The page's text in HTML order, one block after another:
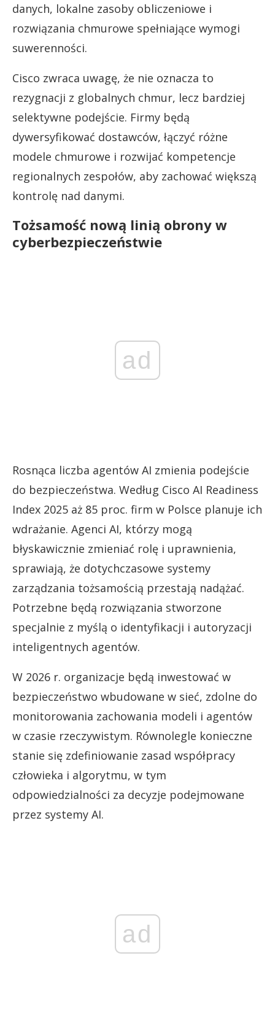
danych, lokalne zasoby obliczeniowe i
rozwiązania chmurowe spełniające wymogi
suwerenności.
Cisco zwraca uwagę, że nie oznacza to
rezygnacji z globalnych chmur, lecz bardziej
selektywne podejście. Firmy będą
dywersyfikować dostawców, łączyć różne
modele chmurowe i rozwijać kompetencje
regionalnych zespołów, aby zachować większą
kontrolę nad danymi.
Tożsamość nową linią obrony w
cyberbezpieczeństwie
ad
Rosnąca liczba agentów AI zmienia podejście
do bezpieczeństwa. Według Cisco AI Readiness
Index 2025 aż 85 proc. firm w Polsce planuje ich
wdrażanie. Agenci AI, którzy mogą
błyskawicznie zmieniać rolę i uprawnienia,
sprawiają, że dotychczasowe systemy
zarządzania tożsamością przestają nadążać.
Potrzebne będą rozwiązania stworzone
specjalnie z myślą o identyfikacji i autoryzacji
inteligentnych agentów.
W 2026 r. organizacje będą inwestować w
bezpieczeństwo wbudowane w sieć, zdolne do
monitorowania zachowania modeli i agentów
w czasie rzeczywistym. Równolegle konieczne
stanie się zdefiniowanie zasad współpracy
człowieka i algorytmu, w tym
odpowiedzialności za decyzje podejmowane
przez systemy AI.
ad